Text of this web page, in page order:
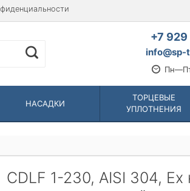
+7
info@sp-
НАСАДКИ
ТОРЦЕВЫЕ
УПЛОТНЕНИЯ
CDLF 1-230, AISI 304,